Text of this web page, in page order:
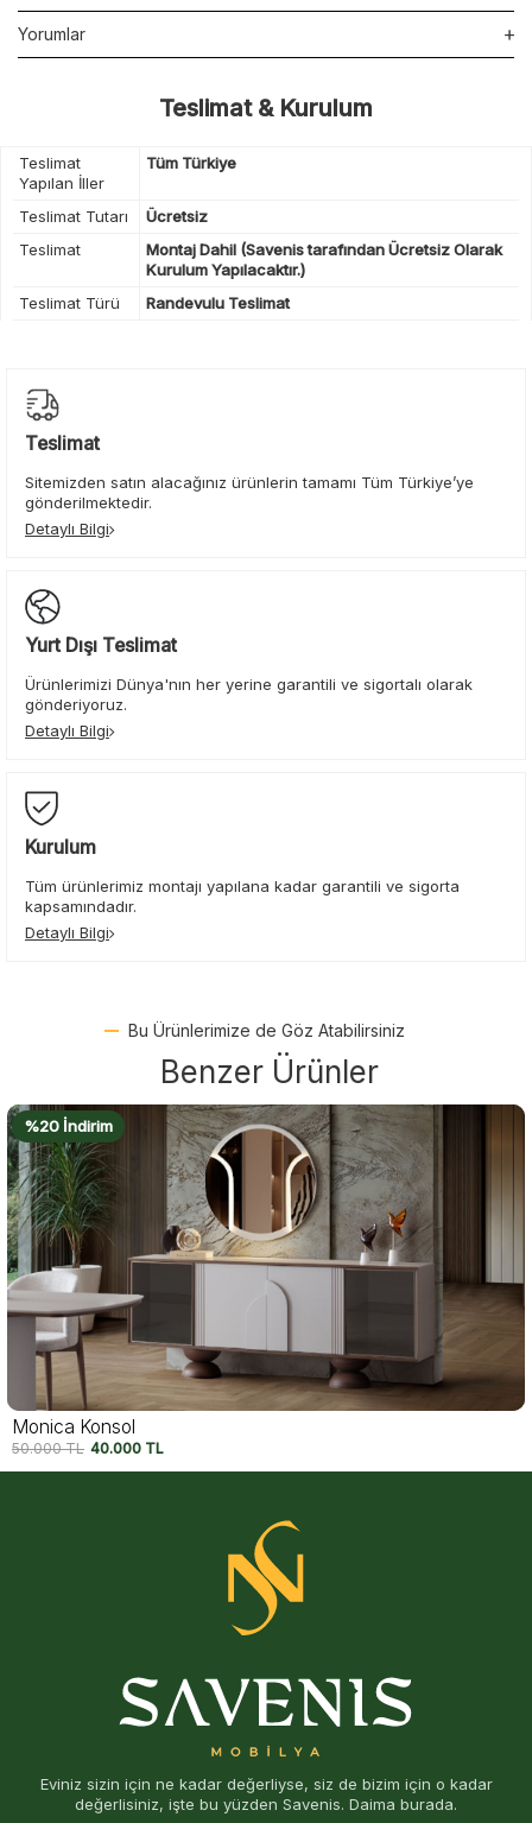
Yorumlar
Teslimat & Kurulum
Teslimat
Yapılan İller
Tüm Türkiye
Teslimat Tutarı
Ücretsiz
Teslimat
Montaj Dahil (Savenis tarafından Ücretsiz Olarak
Kurulum Yapılacaktır.)
Teslimat Türü
Randevulu Teslimat
Teslimat
Sitemizden satın alacağınız ürünlerin tamamı Tüm Türkiye’ye
gönderilmektedir.
Detaylı Bilgi
Yurt Dışı Teslimat
Ürünlerimizi Dünya'nın her yerine garantili ve sigortalı olarak
gönderiyoruz.
Detaylı Bilgi
Kurulum
Tüm ürünlerimiz montajı yapılana kadar garantili ve sigorta
kapsamındadır.
Detaylı Bilgi
Bu Ürünlerimize de Göz Atabilirsiniz
Benzer Ürünler
%22 İndirim
Felix Konsol
54.750 TL 42.500
Eviniz sizin için ne kadar değerliyse, siz de bizim için o kadar
değerlisiniz, işte bu yüzden Savenis. Daima burada.